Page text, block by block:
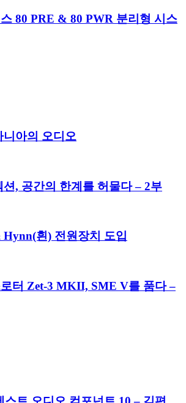
80 PRE & 80 PWR 분리형 시스
니아의 오디오
션, 공간의 한계를 허물다 – 2부
Hynn(흰) 전원장치 도입
터 Zet-3 MKII, SME V를 품다 –